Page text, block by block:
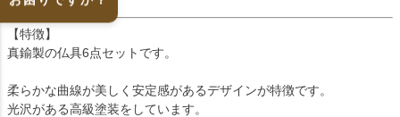
【特徴】
真鍮製の仏具6点セットです。
柔らかな曲線が美しく安定感があるデザインが特徴です。
光沢がある高級塗装をしています。